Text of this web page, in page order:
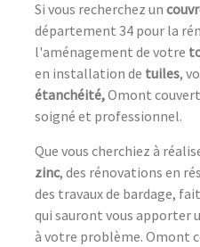
Si vous recherchez un
département 34 pour la
l'aménagement de votre
en installation de tuiles,
étanchéité,Omont
soigné et professionnel.
Que vous cherchiez à
zinc, des rénovations en
des travaux de bardage,
qui sauront vous apporter
à votre problème. Omont